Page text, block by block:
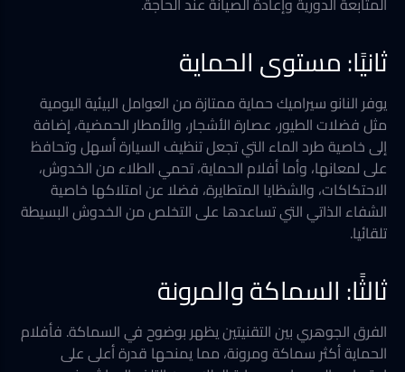
ثانيًا: مستوى الحماية
يوفر النانو سيراميك حماية ممتازة من العوامل البيئية اليومية
مثل فضلات الطيور، عصارة الأشجار، والأمطار الحمضية، إضافة
إلى خاصية طرد الماء التي تجعل تنظيف السيارة أسهل وتحافظ
على لمعانها، وأما أفلام الحماية، تحمي الطلاء من الخدوش،
الاحتكاكات، والشظايا المتطايرة، فضلا عن امتلاكها خاصية
الشفاء الذاتي التي تساعدها على التخلص من الخدوش البسيطة
تلقائيا.
ثالثًا: السماكة والمرونة
الفرق الجوهري بين التقنيتين يظهر بوضوح في السماكة. فأفلام
الحماية أكثر سماكة ومرونة، مما يمنحها قدرة أعلى على